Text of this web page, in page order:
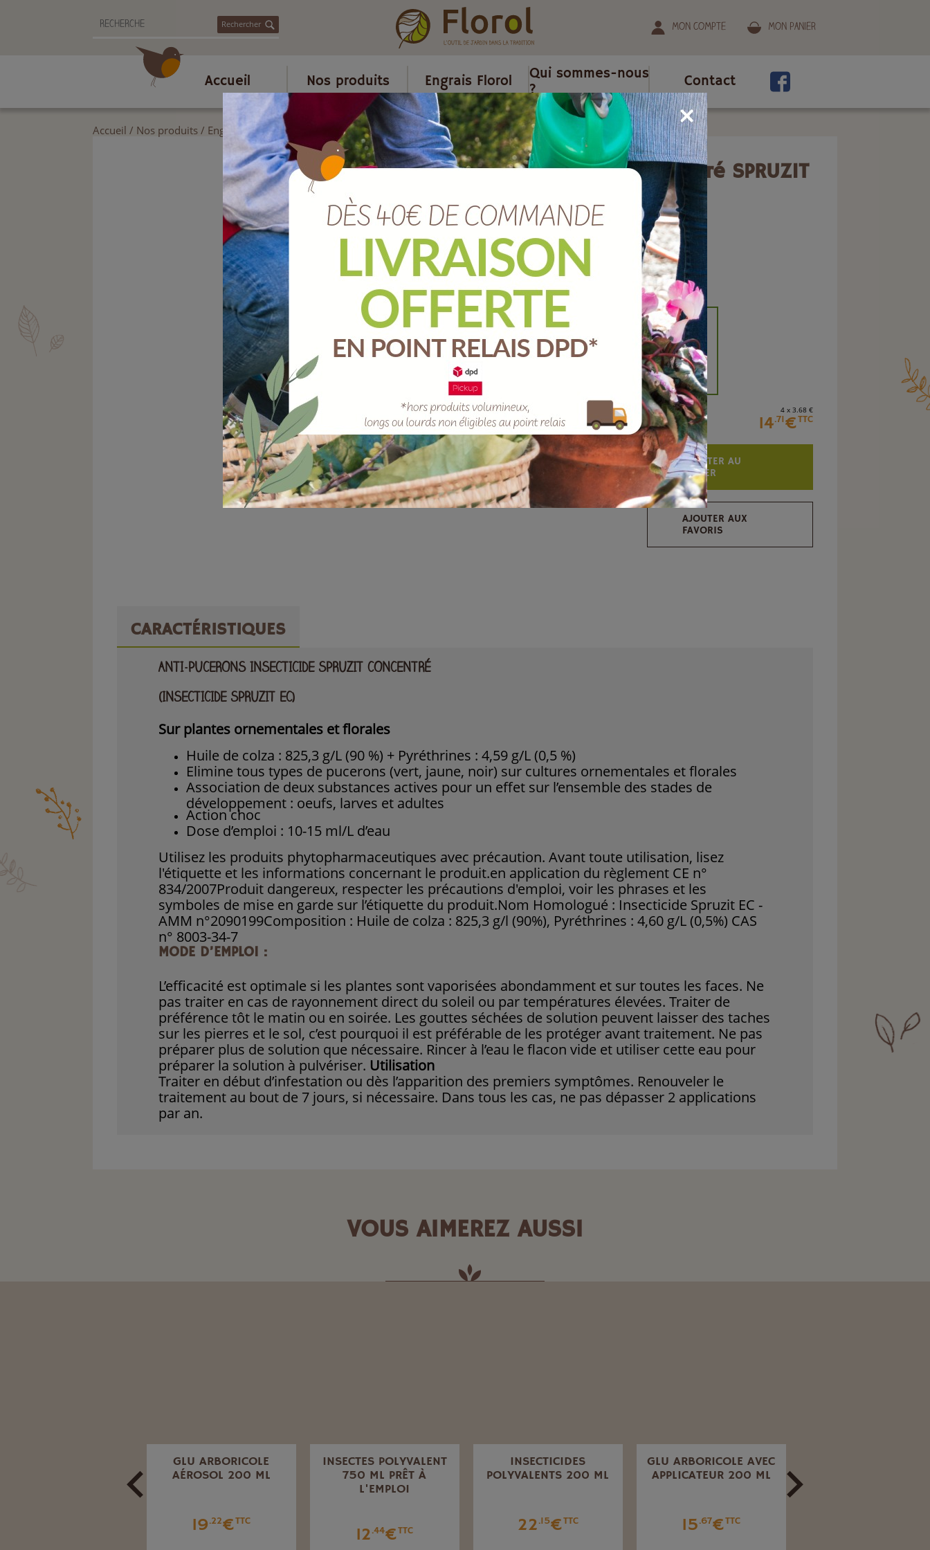
Rechercher Mon compte Mon panier
Accueil Nos produits Engrais Florol
Qui sommes-nous
?
Contact
Accueil / Nos produits / Engrais et produits phytosanitaire/Insecticide/Anti-pucerons concentré spruzit 100 ml
Anti-pucerons concentré SPRUZIT
619179
EAN :4005240191798
Marque : NEUDORFF
Quantité :
+
4 x 3.68 €
14.71€TTC
AJOUTER AU
PANIER
AJOUTER AUX
FAVORIS
CARACTÉRISTIQUES
ANTI-PUCERONS INSECTICIDE SPRUZIT CONCENTRÉ
(INSECTICIDE SPRUZIT EC)
Sur plantes ornementales et florales
Huile de colza : 825,3 g/L (90 %) + Pyréthrines : 4,59 g/L (0,5 %)
Elimine tous types de pucerons (vert, jaune, noir) sur cultures ornementales et florales
Association de deux substances actives pour un effet sur l’ensemble des stades de
développement : oeufs, larves et adultes
Action choc
Dose d’emploi : 10-15 ml/L d’eau
Utilisez les produits phytopharmaceutiques avec précaution. Avant toute utilisation, lisez
l'étiquette et les informations concernant le produit.en application du règlement CE n°
834/2007Produit dangereux, respecter les précautions d'emploi, voir les phrases et les
symboles de mise en garde sur l’étiquette du produit.Nom Homologué : Insecticide Spruzit EC -
AMM n°2090199Composition : Huile de colza : 825,3 g/l (90%), Pyréthrines : 4,60 g/L (0,5%) CAS
n° 8003-34-7
MODE D’EMPLOI :
L’efficacité est optimale si les plantes sont vaporisées abondamment et sur toutes les faces. Ne
pas traiter en cas de rayonnement direct du soleil ou par températures élevées. Traiter de
préférence tôt le matin ou en soirée. Les gouttes séchées de solution peuvent laisser des taches
sur les pierres et le sol, c’est pourquoi il est préférable de les protéger avant traitement. Ne pas
préparer plus de solution que nécessaire. Rincer à l’eau le flacon vide et utiliser cette eau pour
préparer la solution à pulvériser. Utilisation
Traiter en début d’infestation ou dès l’apparition des premiers symptômes. Renouveler le
traitement au bout de 7 jours, si nécessaire. Dans tous les cas, ne pas dépasser 2 applications
par an.
VOUS AIMEREZ AUSSI
GLU ARBORICOLE
AÉROSOL 200 ML
19.22€TTC
INSECTES POLYVALENT
750 ML PRÊT À
L'EMPLOI
12.44€TTC
INSECTICIDES
POLYVALENTS 200 ML
22.15€TTC
GLU ARBORICOLE AVEC
APPLICATEUR 200 ML
15.67€TTC